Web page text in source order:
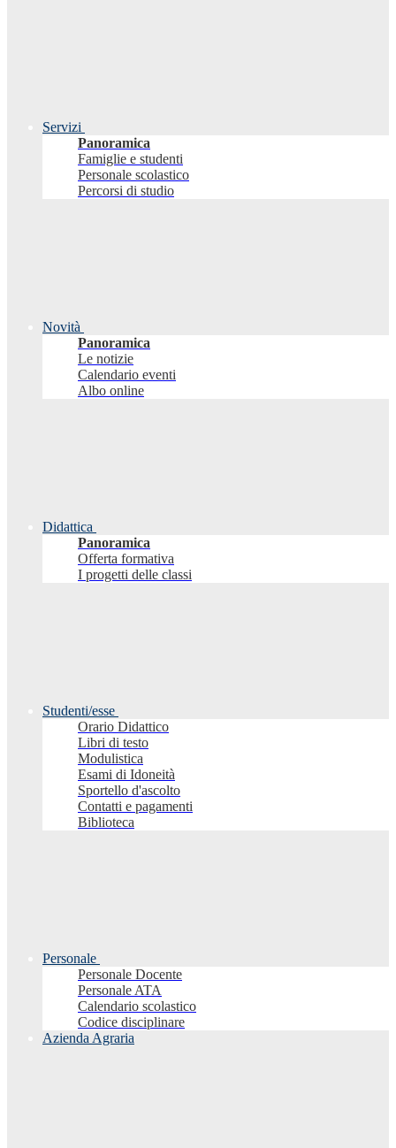
Servizi
Panoramica
Famiglie e studenti
Personale scolastico
Percorsi di studio
Novità
Panoramica
Le notizie
Calendario eventi
Albo online
Didattica
Panoramica
Offerta formativa
I progetti delle classi
Studenti/esse
Orario Didattico
Libri di testo
Modulistica
Esami di Idoneità
Sportello d'ascolto
Contatti e pagamenti
Biblioteca
Personale
Personale Docente
Personale ATA
Calendario scolastico
Codice disciplinare
Azienda Agraria